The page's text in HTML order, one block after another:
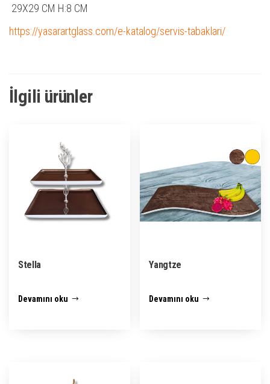
29X29 CM H:8 CM
https://yasarartglass.com/e-katalog/servis-tabaklari/
İlgili ürünler
Stella
Devamını oku
Yangtze
Devamını oku